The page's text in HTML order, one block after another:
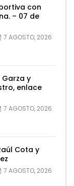
con
– 07 de
7 AGOSTO, 2026
y
enlace
7 AGOSTO, 2026
Cota y
7 AGOSTO, 2026